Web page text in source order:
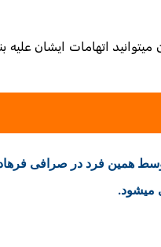
اتهامات ایشان علیه
همین فرد در صرافی
میشود.